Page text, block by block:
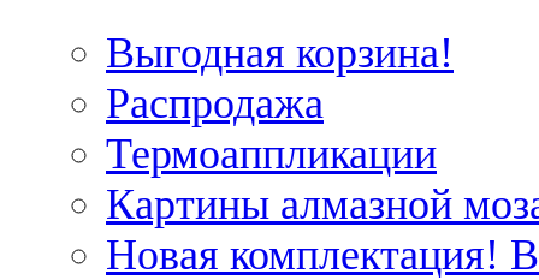
Выгодная корзина!
Распродажа
Термоаппликации
Картины алмазной
Новая комплектация!